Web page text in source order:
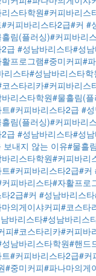
스타학원#커피바리스
커피바리스타2급#커 #
림(플러싱)#커피바리
급 #성남바리스타#성
프로그램#중미커피#
리스타#성남바리스타
스타리카#커피바리스
리스타학원#물흘림(
#커피바리스타2급 #
림(플러싱)#커피바리
급 #성남바리스타#성
보내지 않는 이유#물흘
리스타학원#커피바리
#커피바리스타2급#커
피바리스타#자활프로
2급#커 #성남바리스
의게이샤커피#코스타
바리스타#성남바리스
피#코스타리카#커피바
남바리스타학원#핸드
#커피바리스타2급#커
#중미커피#파나마의게